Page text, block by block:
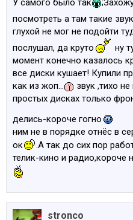
У самого было так
посмотреть а там такие
глухой не мог не подойти
послушал, да круто
ну
момент конечно казалось
все диски кушает! Купили
как из жоп...
звук ,тихо
простых дисках только
делись-короче гогно
ним не в порядке отнёс в
ок
.А так до сих пор
телик-кино и радио,короче
stronco